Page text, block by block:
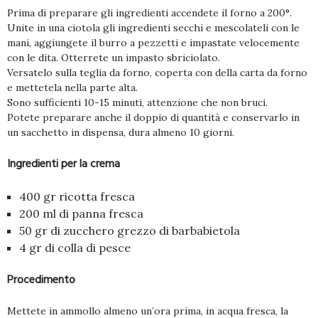
Prima di preparare gli ingredienti accendete il forno a 200°.
Unite in una ciotola gli ingredienti secchi e mescolateli con le
mani, aggiungete il burro a pezzetti e impastate velocemente
con le dita. Otterrete un impasto sbriciolato.
Versatelo sulla teglia da forno, coperta con della carta da forno
e mettetela nella parte alta.
Sono sufficienti 10-15 minuti, attenzione che non bruci.
Potete preparare anche il doppio di quantità e conservarlo in
un sacchetto in dispensa, dura almeno 10 giorni.
Ingredienti per la crema
400 gr ricotta fresca
200 ml di panna fresca
50 gr di zucchero grezzo di barbabietola
4 gr di colla di pesce
Procedimento
Mettete in ammollo almeno un’ora prima, in acqua fresca, la